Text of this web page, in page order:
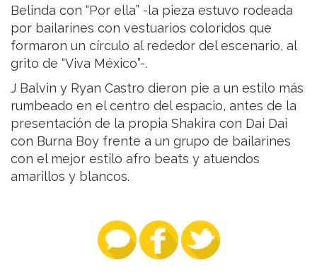
Belinda con “Por ella” -la pieza estuvo rodeada
por bailarines con vestuarios coloridos que
formaron un círculo al rededor del escenario, al
grito de “Viva México”-.
J Balvin y Ryan Castro dieron pie a un estilo más
rumbeado en el centro del espacio, antes de la
presentación de la propia Shakira con Dai Dai
con Burna Boy frente a un grupo de bailarines
con el mejor estilo afro beats y atuendos
amarillos y blancos.